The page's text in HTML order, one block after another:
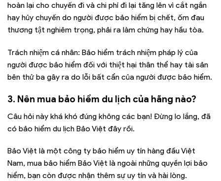
hoàn lại cho chuyến đi và chi phí đi lại tăng lên vì cắt ngắn
hay hủy chuyến do người được bảo hiểm bị chết, ốm đau
thương tật nghiêm trọng, phải ra làm chứng hay hầu tòa.
Trách nhiệm cá nhân: Bảo hiểm trách nhiệm pháp lý của
người được bảo hiểm đối với thiệt hại thân thể hay tài sản
bên thử ba gây ra do lỗi bất cẩn của người được bảo hiểm.
3. Nên mua bảo hiểm du lịch của hãng nào?
Câu hỏi này khá khó đúng không các bạn! Đừng lo lắng, đã
có bảo hiểm du lịch Bảo Việt đây rồi.
Bảo Việt là một công ty bảo hiểm uy tín hàng đầu Việt
Nam, mua bảo hiểm Bảo Việt là ngoài những quyền lợi bảo
hiểm, bạn còn được nhận thêm sự uy tín và hài lòng.